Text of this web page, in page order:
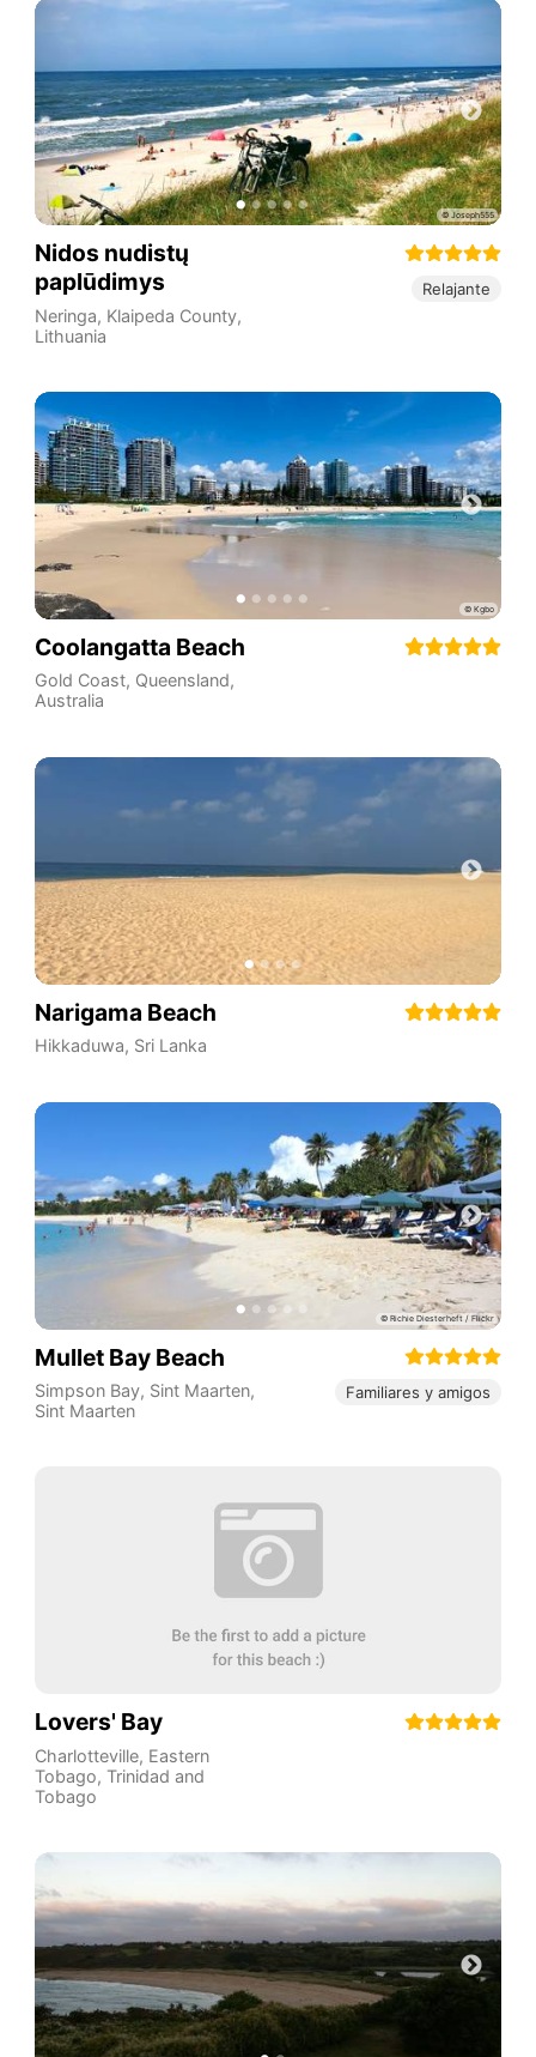
Nidos nudistų
paplūdimys
Neringa, Klaipeda County,
Lithuania
Relajante
Coolangatta Beach
Gold Coast, Queensland,
Australia
Narigama Beach
Hikkaduwa, Sri Lanka
Mullet Bay Beach
Simpson Bay, Sint Maarten,
Sint Maarten
Familiares y amigos
Lovers' Bay
Charlotteville, Eastern
Tobago, Trinidad and
Tobago